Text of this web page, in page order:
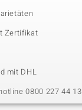
Zertifikat
mit DHL
0800 227 44 13